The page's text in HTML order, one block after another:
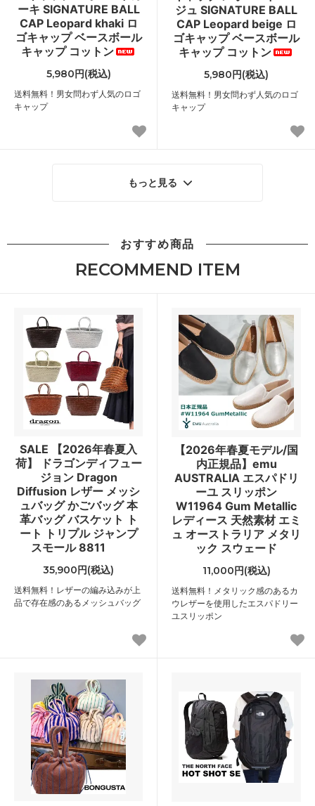
ーキ SIGNATURE BALL
CAP Leopard khaki ロ
ゴキャップ ベースボール
キャップ コットン
5,980円(税込)
送料無料！男女問わず人気のロゴ
キャップ
ジュ SIGNATURE BALL
CAP Leopard beige ロ
ゴキャップ ベースボール
キャップ コットン
5,980円(税込)
送料無料！男女問わず人気のロゴ
キャップ
もっと見る
おすすめ商品
RECOMMEND ITEM
SALE 【2026年春夏入
荷】 ドラゴンディフュー
ジョン Dragon
Diffusion レザー メッシ
ュバッグ かごバッグ 本
革バッグ バスケット ト
ート トリプル ジャンプ
スモール 8811
35,900円(税込)
送料無料！レザーの編み込みが上
品で存在感のあるメッシュバッグ
【2026年春夏モデル/国
内正規品】emu
AUSTRALIA エスパドリ
ーユ スリッポン
W11964 Gum Metallic
レディース 天然素材 エミ
ュ オーストラリア メタリ
ック スウェード
11,000円(税込)
送料無料！メタリック感のあるカ
ウレザーを使用したエスパドリー
ユスリッポン